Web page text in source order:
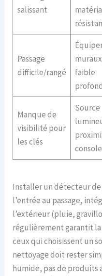
salissant
Passage
difficile/rangé
faible
Manque de
visibilité pour
les clés
Source
console
Installer un détecteur
l’entrée au passage,
l’extérieur (pluie,
régulièrement garantit
ceux qui choisissent un
nettoyage doit rester
humide, pas de produits